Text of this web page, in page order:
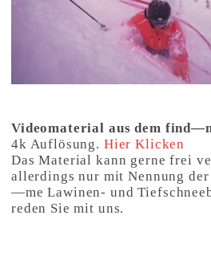
Videomaterial aus dem
4k Auflösung. Hier Klicken
Das Material kann gerne frei
allerdings nur mit Nennung
—me Lawinen- und
reden Sie mit uns.